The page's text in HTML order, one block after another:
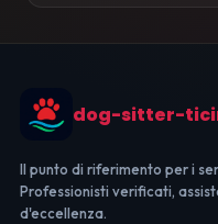
dog-sitter-
Il punto di riferimento per i
Professionisti verificati,
d'eccellenza.